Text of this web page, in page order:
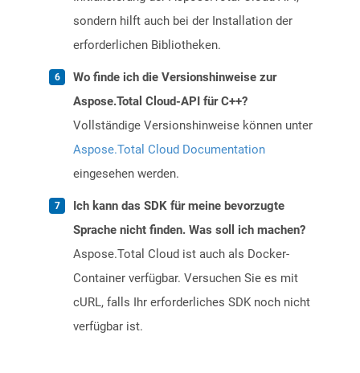
sondern hilft auch bei der Installation der
erforderlichen Bibliotheken.
Wo finde ich die Versionshinweise zur
Aspose.Total Cloud-API für C++?
Vollständige Versionshinweise können unter
Aspose.Total Cloud Documentation
eingesehen werden.
Ich kann das SDK für meine bevorzugte
Sprache nicht finden. Was soll ich machen?
Aspose.Total Cloud ist auch als Docker-
Container verfügbar. Versuchen Sie es mit
cURL, falls Ihr erforderliches SDK noch nicht
verfügbar ist.